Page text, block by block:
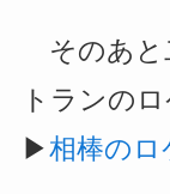
そのあと
トランの
▶相棒のロ